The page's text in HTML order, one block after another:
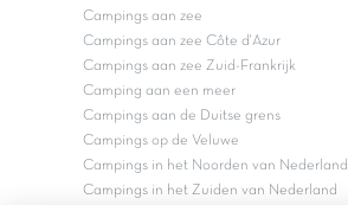
Campings aan zee
Campings aan zee Côte d'Azur
Campings aan zee Zuid-Frankrijk
Camping aan een meer
Campings aan de Duitse grens
Campings op de Veluwe
Campings in het Noorden van Nederland
Campings in het Zuiden van Nederland